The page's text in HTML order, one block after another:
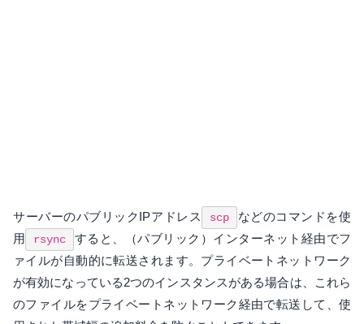
サーバーのパブリックIPアドレス scp
などのコマンドを使
用
rsync
すると、（パブリック）インターネット経由でフ
ァイルが自動的に転送されます。プライベートネットワーク
が有効になっている2つのインスタンスがある場合は、これら
のファイルをプライベートネットワーク経由で転送して、使